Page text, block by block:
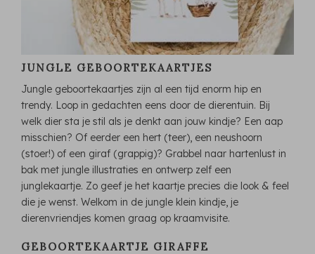
JUNGLE GEBOORTEKAARTJES
Jungle geboortekaartjes zijn al een tijd enorm hip en
trendy. Loop in gedachten eens door de dierentuin. Bij
welk dier sta je stil als je denkt aan jouw kindje? Een aap
misschien? Of eerder een hert (teer), een neushoorn
(stoer!) of een giraf (grappig)? Grabbel naar hartenlust in
bak met jungle illustraties en ontwerp zelf een
junglekaartje. Zo geef je het kaartje precies die look & feel
die je wenst. Welkom in de jungle klein kindje, je
dierenvriendjes komen graag op kraamvisite.
GEBOORTEKAARTJE GIRAFFE